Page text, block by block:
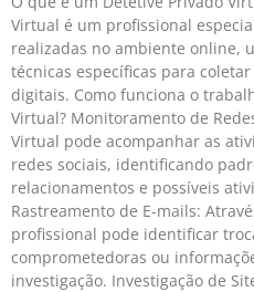
Virtual é um profissional
realizadas no ambiente online,
técnicas específicas para
digitais. Como funciona o
Virtual? Monitoramento de
Virtual pode acompanhar as
redes sociais, identificando
relacionamentos e possíveis
Rastreamento de E-mails:
profissional pode identificar
comprometedoras ou
investigação. Investigação de